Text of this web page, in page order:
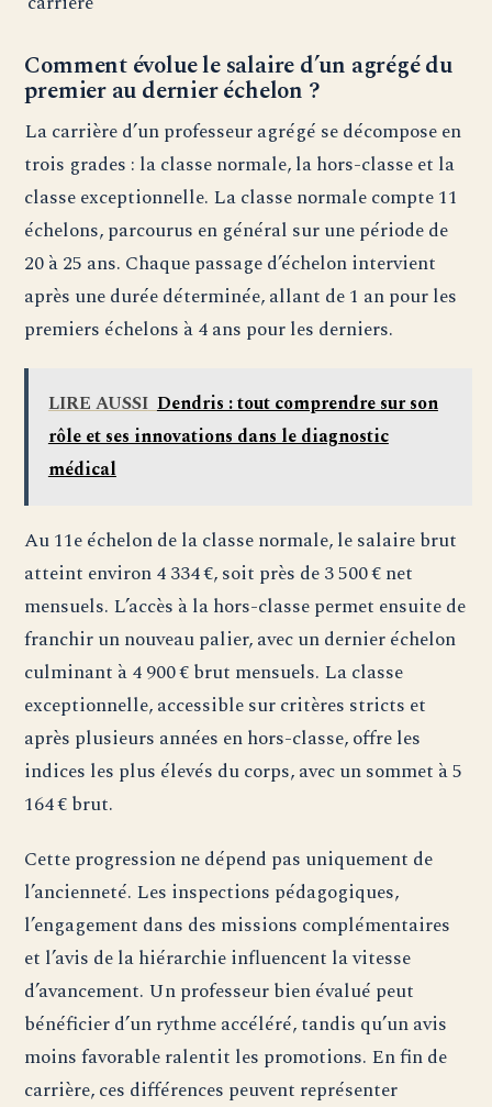
Comment évolue le salaire d’un agrégé du
premier au dernier échelon ?
La carrière d’un professeur agrégé se décompose en
trois grades : la classe normale, la hors-classe et la
classe exceptionnelle. La classe normale compte 11
échelons, parcourus en général sur une période de
20 à 25 ans. Chaque passage d’échelon intervient
après une durée déterminée, allant de 1 an pour les
premiers échelons à 4 ans pour les derniers.
LIRE AUSSI Dendris : tout comprendre sur son
rôle et ses innovations dans le diagnostic
médical
Au 11e échelon de la classe normale, le salaire brut
atteint environ 4 334 €, soit près de 3 500 € net
mensuels. L’accès à la hors-classe permet ensuite de
franchir un nouveau palier, avec un dernier échelon
culminant à 4 900 € brut mensuels. La classe
exceptionnelle, accessible sur critères stricts et
après plusieurs années en hors-classe, offre les
indices les plus élevés du corps, avec un sommet à 5
164 € brut.
Cette progression ne dépend pas uniquement de
l’ancienneté. Les inspections pédagogiques,
l’engagement dans des missions complémentaires
et l’avis de la hiérarchie influencent la vitesse
d’avancement. Un professeur bien évalué peut
bénéficier d’un rythme accéléré, tandis qu’un avis
moins favorable ralentit les promotions. En fin de
carrière, ces différences peuvent représenter